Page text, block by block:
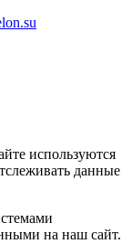
используются
данные
на наш сайт.